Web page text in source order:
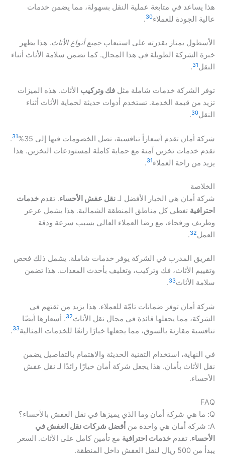
هذا يساعد في متابعة عملية النقل بسهولة، مما يضمن خدمات
عالية الجودة للعملاء30
.
الأسطول يمتاز بقدرته على استيعاب جميع أنواع الأثاث. هذا يظهر
خبرة الشركة الطويلة في هذا المجال. كما تضمن سلامة الأثاث أثناء
النقل31
.
توفر الشركة خدمات شاملة مثل فك وتركيب الأثاث. هذه الميزات
تزيد من قيمة الخدمة. تستخدم أدوات حديثة لحماية الأثاث أثناء
النقل30
.
شركة أمان تقدم أسعاراً تنافسية، تصل الخصومات فيها إلى 35% 31
.
تقدم خدمات تخزين آمنة مع حماية كاملة لمستودعات التخزين. هذا
يزيد من راحة العملاء31
.
الخلاصة
شركة أمان هي الخيار الأفضل لـ نقل عفش الأحساء. تقدم خدمات
احترافية تغطي كل مناطق المنطقة الشمالية. هذا يشمل عرعر
وطريف ورفحاء، مع رضا العملاء العالي بسبب سرعة ودقة
العمل32
.
الفريق المدرب في الشركة يوفر خدمات شاملة. يشمل ذلك فحص
وتقييم الأثاث، فك وتركيب، وتغليف بأحدث المعدات. هذا تضمن
سلامة الأثاث33
.
شركة أمان توفر ضمانات تامّة للعملاء. هذا يزيد من ثقتهم في
الشركة، مما يجعلها قائدة في مجال نقل الأثاث32. أسعارها أيضًا
تنافسية مقارنة بالسوق، مما يجعلها خيارًا رائعًا للخدمات المثالية33
.
في النهاية، استخدام التقنية الحديثة والاهتمام بالتفاصيل يضمن
نقل الأثاث بأمان. هذا يجعل شركة أمان خيارًا رائدًا لـ نقل عفش
الأحساء.
FAQ
Q: ما هي شركة أمان وما الذي يميزها في نقل العفش بالأحساء؟
A: شركة أمان هي واحدة من
أفضل شركات نقل العفش في
الأحساء. تقدم خدمات احترافية مع تأمين كامل على الأثاث. السعر
يبدأ من 500 ريال لنقل العفش داخل المنطقة.